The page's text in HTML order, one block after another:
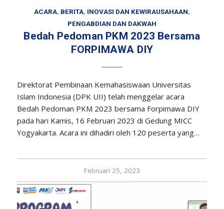
ACARA, BERITA, INOVASI DAN KEWIRAUSAHAAN,
PENGABDIAN DAN DAKWAH
Bedah Pedoman PKM 2023 Bersama
FORPIMAWA DIY
Direktorat Pembinaan Kemahasiswaan Universitas
Islam Indonesia (DPK UII) telah menggelar acara
Bedah Pedoman PKM 2023 bersama Forpimawa DIY
pada hari Kamis, 16 Februari 2023 di Gedung MICC
Yogyakarta. Acara ini dihadiri oleh 120 peserta yang…
Februari 25, 2023